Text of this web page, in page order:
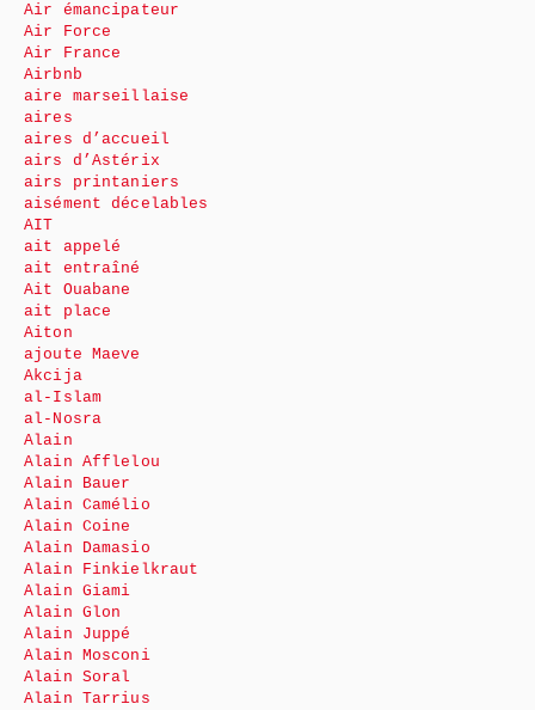
Air émancipateur
Air Force
Air France
Airbnb
aire marseillaise
aires
aires d’accueil
airs d’Astérix
airs printaniers
aisément décelables
AIT
ait appelé
ait entraîné
Ait Ouabane
ait place
Aiton
ajoute Maeve
Akcija
al-Islam
al-Nosra
Alain
Alain Afflelou
Alain Bauer
Alain Camélio
Alain Coine
Alain Damasio
Alain Finkielkraut
Alain Giami
Alain Glon
Alain Juppé
Alain Mosconi
Alain Soral
Alain Tarrius